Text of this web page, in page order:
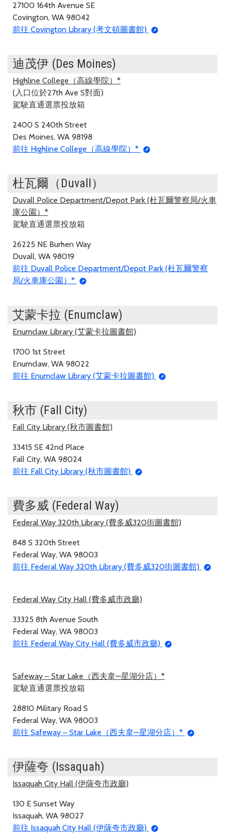
27100 164th Avenue SE
Covington, WA 98042
前往 Covington Library (考文頓圖書館)
迪茂伊 (Des Moines)
Highline College（高線學院）*
(入口位於27th Ave S對面)
駕駛直通選票投放箱
2400 S 240th Street
Des Moines, WA 98198
前往 Highline College（高線學院）*
杜瓦爾（Duvall）
Duvall Police Department/Depot Park (杜瓦爾警察局/火車
庫公園）*
駕駛直通選票投放箱
26225 NE Burhen Way
Duvall, WA 98019
前往 Duvall Police Department/Depot Park (杜瓦爾警察
局/火車庫公園）*
艾蒙卡拉 (Enumclaw)
Enumclaw Library (艾蒙卡拉圖書館)
1700 1st Street
Enumclaw, WA 98022
前往 Enumclaw Library (艾蒙卡拉圖書館)
秋市 (Fall City)
Fall City Library (秋市圖書館)
33415 SE 42nd Place
Fall City, WA 98024
前往 Fall City Library (秋市圖書館)
費多威 (Federal Way)
Federal Way 320th Library (費多威320街圖書館)
848 S 320th Street
Federal Way, WA 98003
前往 Federal Way 320th Library (費多威320街圖書館)
Federal Way City Hall (費多威市政廳)
33325 8th Avenue South
Federal Way, WA 98003
前往 Federal Way City Hall (費多威市政廳)
Safeway ‒ Star Lake（西夫韋—星湖分店）*
駕駛直通選票投放箱
28810 Military Road S
Federal Way, WA 98003
前往 Safeway ‒ Star Lake（西夫韋—星湖分店）*
伊薩夸 (Issaquah)
Issaquah City Hall (伊薩夸市政廳)
130 E Sunset Way
Issaquah, WA 98027
前往 Issaquah City Hall (伊薩夸市政廳)